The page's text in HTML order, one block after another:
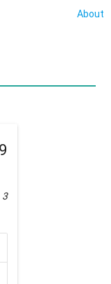
About
3